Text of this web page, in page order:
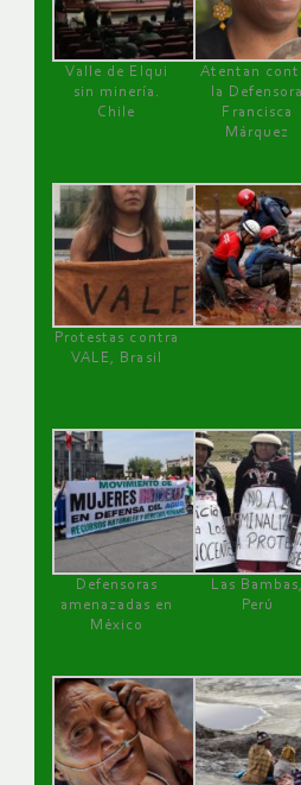
Valle de Elqui
sin minería.
Chile
Atentan
la Defensora
Francisca
Márquez
Protestas contra
VALE, Brasil
Defensoras
amenazadas en
México
Las Bambas,
Perú